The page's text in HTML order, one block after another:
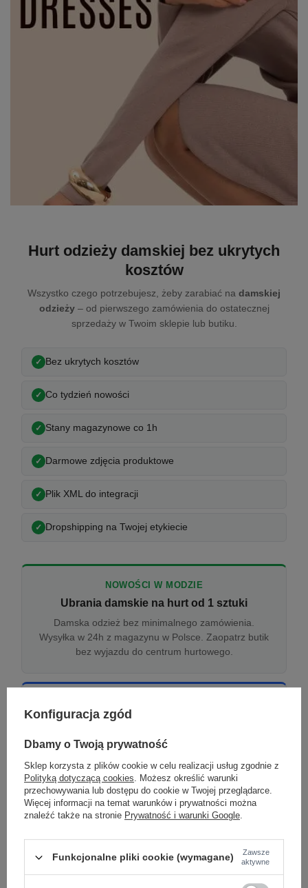
Hurt odzieży damskiej bez ukrytych
kosztów
Wszystko czego potrzebujesz, żeby zarabiać na damskiej
odzieży– od pierwszego zamówienia do ostatecznej
sprzedaży w Twoim sklepie lub butiku.
Bez ukrytych kosztów
Co tydzień nowości
Stany magazynowe co 1h
Darmowe zdjęcia produktowe
Plik XML do integracji
Dropshipping na Twojej etykiecie
NOWOŚCI W MODZIE
Ubrania damskie na hurt od 1 sztuki
Damska odzież bez minimalnego zamówienia.
Wysyłka w 24h z magazynu w Polsce. Zaopatrz butik
bez wyjazdu do centrum hurtowego.
Odzież damska hurtowo online
Internetowa hurtownia damska z plikiem XML/CSV.
Aktualizacja stanów co godzinę.
DROPSHIPPING
Damskie ubrania w dropshippingu
Hurt odzieży damskiej z wysyłką na etykiecie Twojego
sklepu w całej UE. Zero magazynu, zero
Konfiguracja zgód
Dbamy o Twoją prywatność
Sklep korzysta z plików cookie w celu realizacji usług zgodnie z
Polityką dotyczącą cookies. Możesz określić warunki
przechowywania lub dostępu do cookie w Twojej przeglądarce.
Więcej informacji na temat warunków i prywatności można
znaleźć także na stronie Prywatność i warunki Google.
Funkcjonalne pliki cookie (wymagane)
Zawsze
aktywne